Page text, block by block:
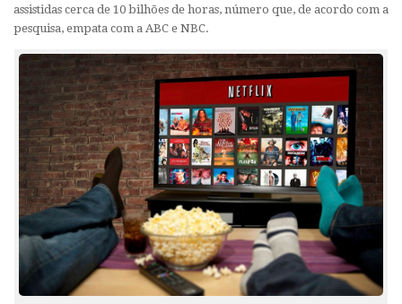
assistidas cerca de 10 bilhões de horas, número que, de acordo com a
pesquisa, empata com a ABC e NBC.